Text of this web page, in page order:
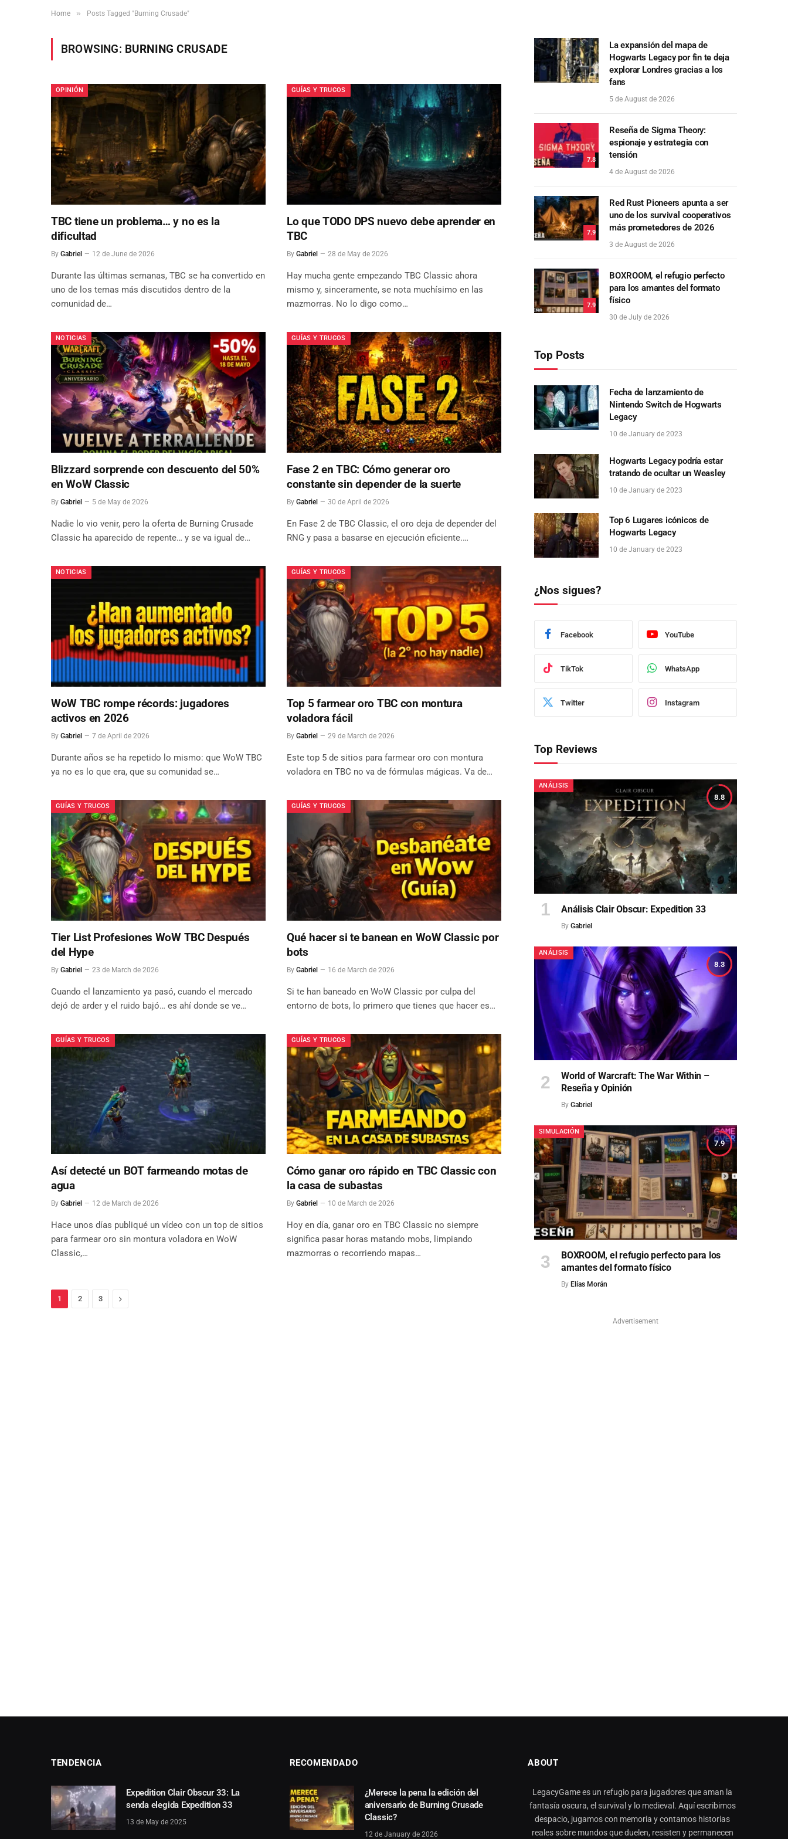
Home » Posts Tagged "Burning Crusade"
BROWSING: BURNING CRUSADE
OPINIÓN
TBC tiene un problema… y no es la
dificultad
By Gabriel 12 de June de 2026
Durante las últimas semanas, TBC se ha convertido en
uno de los temas más discutidos dentro de la
comunidad de…
GUÍAS Y TRUCOS
Lo que TODO DPS nuevo debe aprender en
TBC
By Gabriel 28 de May de 2026
Hay mucha gente empezando TBC Classic ahora
mismo y, sinceramente, se nota muchísimo en las
mazmorras. No lo digo como…
NOTICIAS
Blizzard sorprende con descuento del 50%
en WoW Classic
By Gabriel 5 de May de 2026
Nadie lo vio venir, pero la oferta de Burning Crusade
Classic ha aparecido de repente… y se va igual de…
GUÍAS Y TRUCOS
Fase 2 en TBC: Cómo generar oro
constante sin depender de la suerte
By Gabriel 30 de April de 2026
En Fase 2 de TBC Classic, el oro deja de depender del
RNG y pasa a basarse en ejecución eficiente.…
NOTICIAS
WoW TBC rompe récords: jugadores
activos en 2026
By Gabriel 7 de April de 2026
Durante años se ha repetido lo mismo: que WoW TBC
ya no es lo que era, que su comunidad se…
GUÍAS Y TRUCOS
Top 5 farmear oro TBC con montura
voladora fácil
By Gabriel 29 de March de 2026
Este top 5 de sitios para farmear oro con montura
voladora en TBC no va de fórmulas mágicas. Va de…
GUÍAS Y TRUCOS
Tier List Profesiones WoW TBC Después
del Hype
By Gabriel 23 de March de 2026
Cuando el lanzamiento ya pasó, cuando el mercado
dejó de arder y el ruido bajó… es ahí donde se ve…
GUÍAS Y TRUCOS
Qué hacer si te banean en WoW Classic por
bots
By Gabriel 16 de March de 2026
Si te han baneado en WoW Classic por culpa del
entorno de bots, lo primero que tienes que hacer es…
GUÍAS Y TRUCOS
Así detecté un BOT farmeando motas de
agua
By Gabriel 12 de March de 2026
Hace unos días publiqué un vídeo con un top de sitios
para farmear oro sin montura voladora en WoW
Classic,…
GUÍAS Y TRUCOS
Cómo ganar oro rápido en TBC Classic con
la casa de subastas
By Gabriel 10 de March de 2026
Hoy en día, ganar oro en TBC Classic no siempre
significa pasar horas matando mobs, limpiando
mazmorras o recorriendo mapas…
1 2 3 Next
La expansión del mapa de
Hogwarts Legacy por fin te deja
explorar Londres gracias a los
fans
5 de August de 2026
7.8
Reseña de Sigma Theory:
espionaje y estrategia con
tensión
4 de August de 2026
7.9
Red Rust Pioneers apunta a ser
uno de los survival cooperativos
más prometedores de 2026
3 de August de 2026
7.9
BOXROOM, el refugio perfecto
para los amantes del formato
físico
30 de July de 2026
Top Posts
Fecha de lanzamiento de
Nintendo Switch de Hogwarts
Legacy
10 de January de 2023
Hogwarts Legacy podría estar
tratando de ocultar un Weasley
10 de January de 2023
Top 6 Lugares icónicos de
Hogwarts Legacy
10 de January de 2023
¿Nos sigues?
Facebook YouTube
TikTok WhatsApp
Twitter Instagram
Top Reviews
8.8
ANÁLISIS
Análisis Clair Obscur: Expedition 33
By Gabriel
8.3
ANÁLISIS
World of Warcraft: The War Within –
Reseña y Opinión
By Gabriel
7.9
SIMULACIÓN
BOXROOM, el refugio perfecto para los
amantes del formato físico
By Elías Morán
Advertisement
TENDENCIA
Expedition Clair Obscur 33: La
senda elegida Expedition 33
13 de May de 2025
RECOMENDADO
¿Merece la pena la edición del
aniversario de Burning Crusade
Classic?
12 de January de 2026
ABOUT
LegacyGame es un refugio para jugadores que aman la
fantasía oscura, el survival y lo medieval. Aquí escribimos
despacio, jugamos con memoria y contamos historias
reales sobre mundos que duelen, resisten y permanecen